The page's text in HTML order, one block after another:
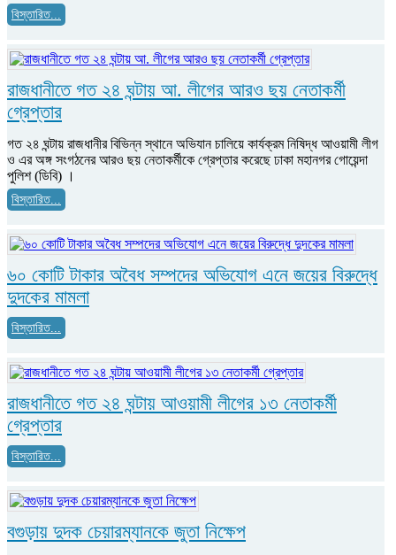
বিস্তারিত...
রাজধানীতে গত ২৪ ঘন্টায় আ. লীগের আরও ছয় নেতাকর্মী
গ্রেপ্তার
গত ২৪ ঘন্টায় রাজধানীর বিভিন্ন স্থানে অভিযান চালিয়ে কার্যক্রম নিষিদ্ধ আওয়ামী লীগ
ও এর অঙ্গ সংগঠনের আরও ছয় নেতাকর্মীকে গ্রেপ্তার করেছে ঢাকা মহানগর গোয়েন্দা
পুলিশ (ডিবি) ।
বিস্তারিত...
৬০ কোটি টাকার অবৈধ সম্পদের অভিযোগ এনে জয়ের বিরুদ্ধে
দুদকের মামলা
বিস্তারিত...
রাজধানীতে গত ২৪ ঘন্টায় আওয়ামী লীগের ১৩ নেতাকর্মী
গ্রেপ্তার
বিস্তারিত...
বগুড়ায় দুদক চেয়ারম্যানকে জুতা নিক্ষেপ